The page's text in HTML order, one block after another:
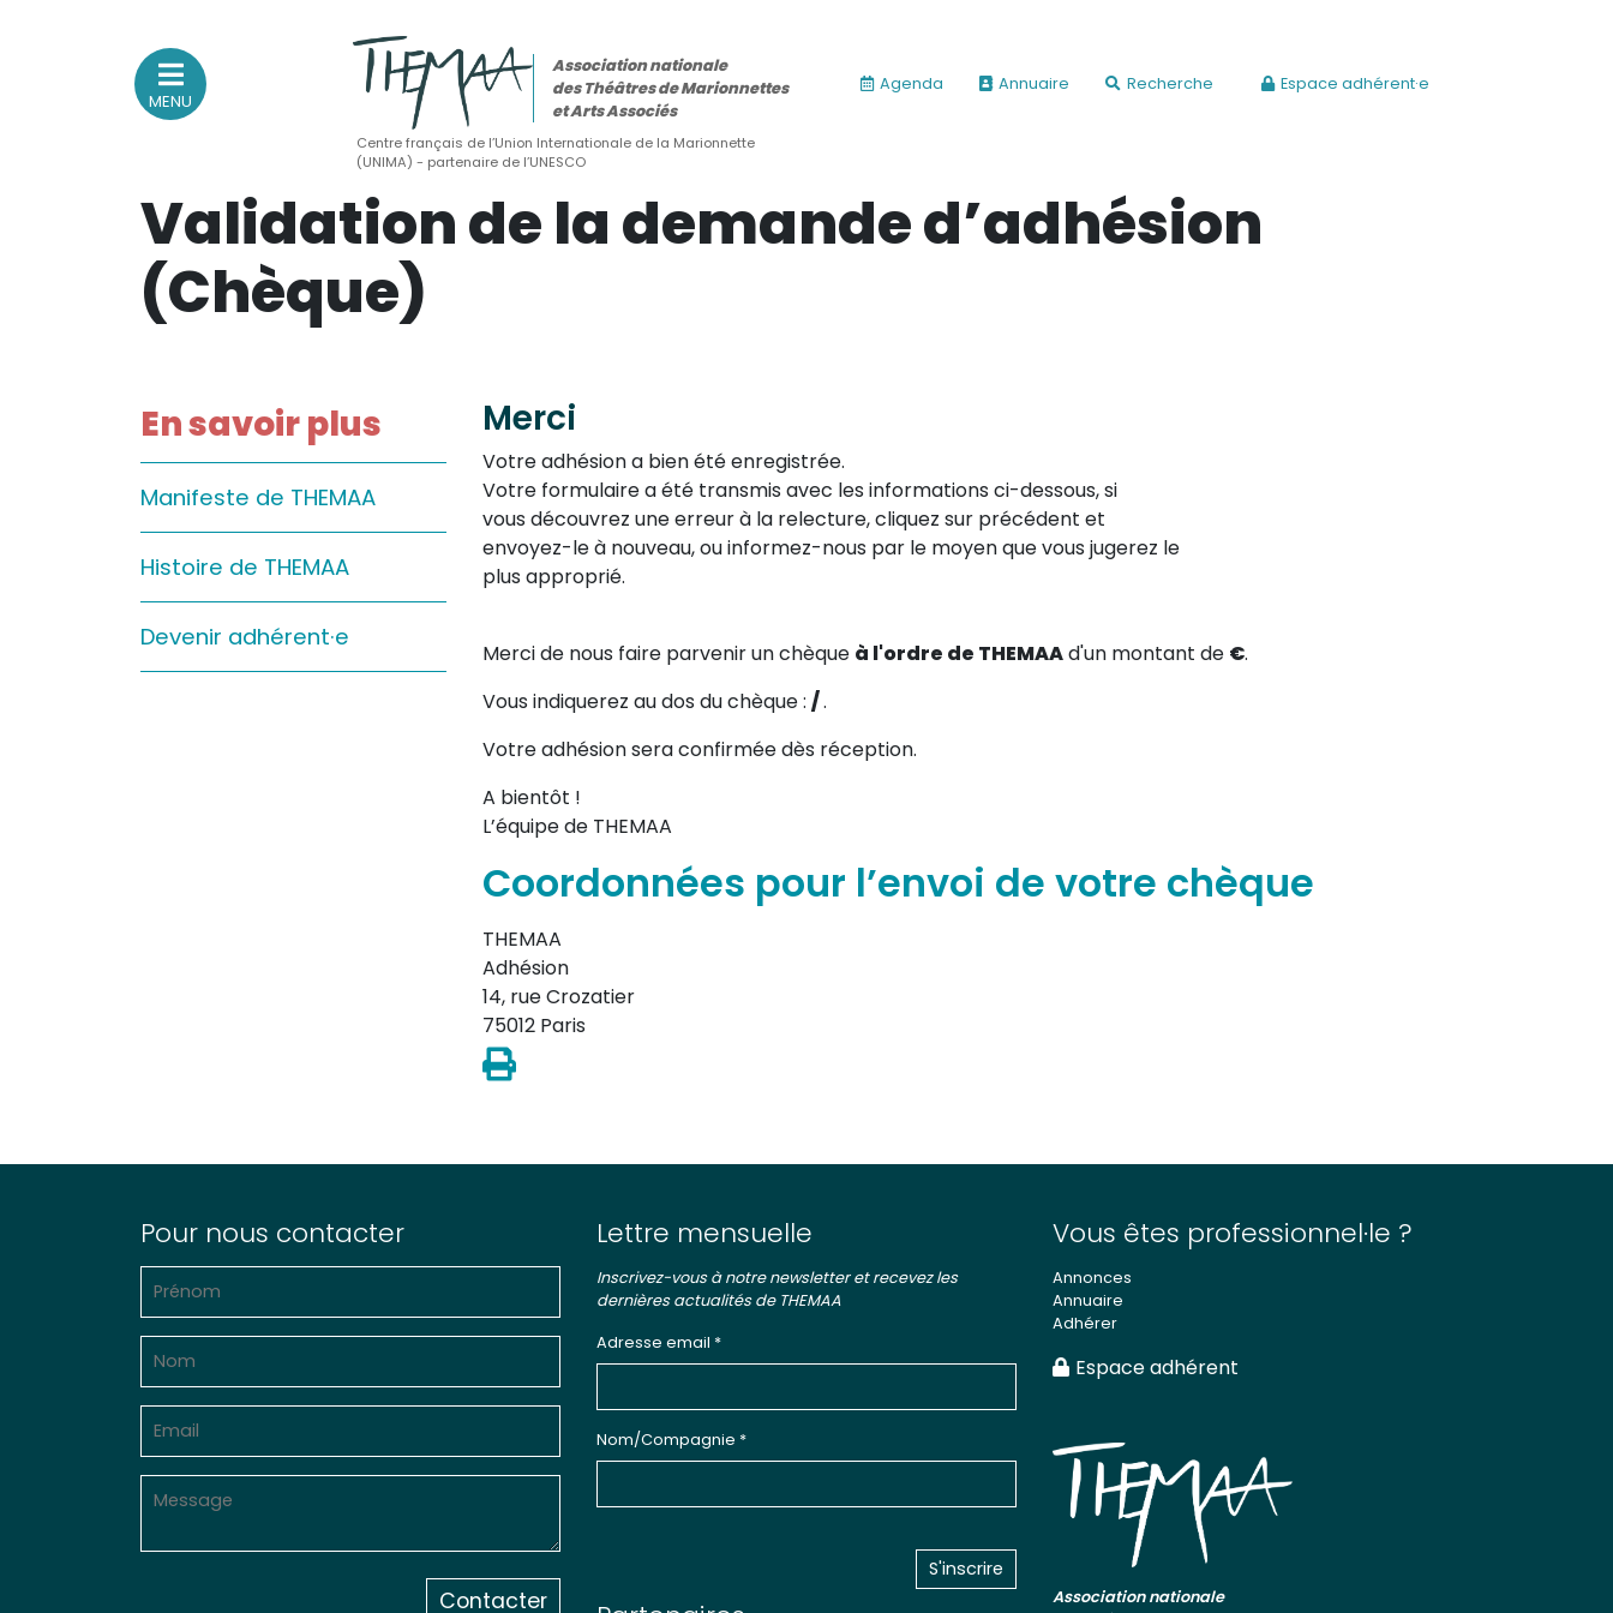
Association nationale
des Théâtres de Marionnettes
et Arts Associés
Sur le vif
(Agenda, spectacles, événements des adhérents)
Sur le fond
(Fonctionnement, gouvernance, groupes de travail, partenaires)
Sur le terrain
(Portraits, actions, collaborations)
Sur l’étagère
(Documents, études, publications)
MENU
Association nationale
des Théâtres de Marionnettes
et Arts Associés
Centre français de l’Union Internationale de la Marionnette
(UNIMA) - partenaire de l’UNESCO
Agenda Annuaire Recherche Espace adhérent·e
Validation de la demande d’adhésion
(Chèque)
En savoir plus
Manifeste de THEMAA
Histoire de THEMAA
Devenir adhérent·e
Merci
Votre adhésion a bien été enregistrée.
Votre formulaire a été transmis avec les informations ci-dessous, si
vous découvrez une erreur à la relecture, cliquez sur précédent et
envoyez-le à nouveau, ou informez-nous par le moyen que vous jugerez le
plus approprié.
Merci de nous faire parvenir un chèque à l'ordre de THEMAAd'un montant de €.
Vous indiquerez au dos du chèque : /.
Votre adhésion sera confirmée dès réception.
A bientôt !
L’équipe de THEMAA
Coordonnées pour l’envoi de votre chèque
THEMAA
Adhésion
14, rue Crozatier
75012 Paris
Pour nous contacter
Contacter
Lettre mensuelle
Inscrivez-vous à notre newsletter et recevez les
dernières actualités de THEMAA
Adresse email *
Nom/Compagnie *
Vous êtes professionnel·le ?
Annonces
Annuaire
Adhérer
Espace adhérent
Association nationale